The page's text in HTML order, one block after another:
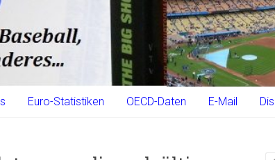
Euro-Statistiken OECD-Daten E-Mail